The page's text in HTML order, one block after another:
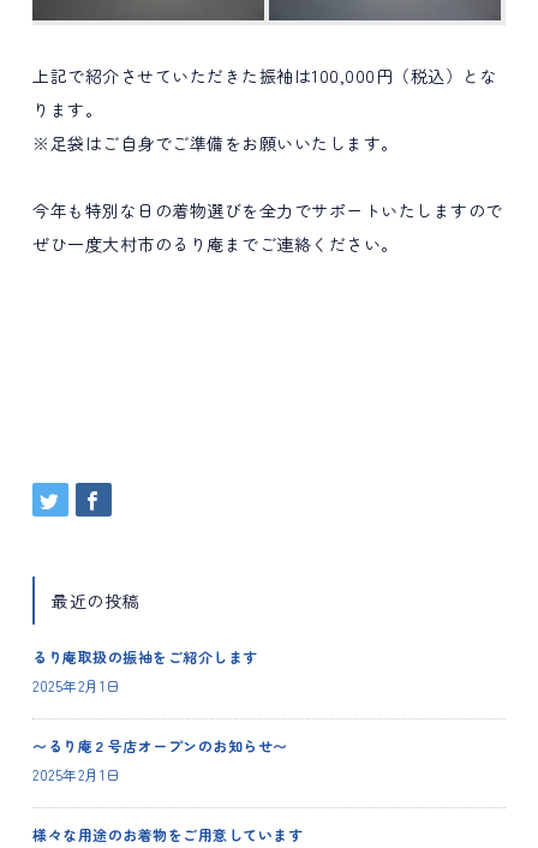
上記で紹介させていただきた振袖は100,000円（税込）とな
ります。
※足袋はご自身でご準備をお願いいたします。
今年も特別な日の着物選びを全力でサポートいたしますので
ぜひ一度大村市のるり庵までご連絡ください。
最近の投稿
るり庵取扱の振袖をご紹介します
2025年2月1日
〜るり庵２号店オープンのお知らせ〜
2025年2月1日
様々な用途のお着物をご用意しています